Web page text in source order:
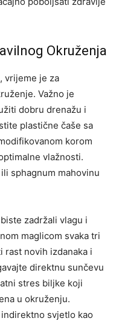
Okruženja
vrijeme je za
Važno je
dobru drenažu i
plastične čaše sa
korom
vlažnosti.
sphagnum mahovinu
zadržali vlagu i
maglicom svaka tri
rast novih izdanaka i
direktnu sunčevu
stres biljke koji
u okruženju.
svjetlo kao